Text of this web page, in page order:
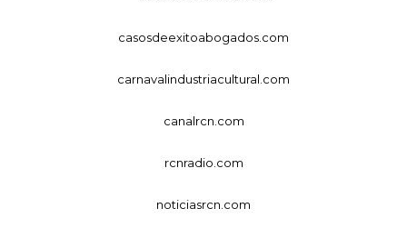
casosdeexitoabogados.com
carnavalindustriacultural.com
canalrcn.com
rcnradio.com
noticiasrcn.com